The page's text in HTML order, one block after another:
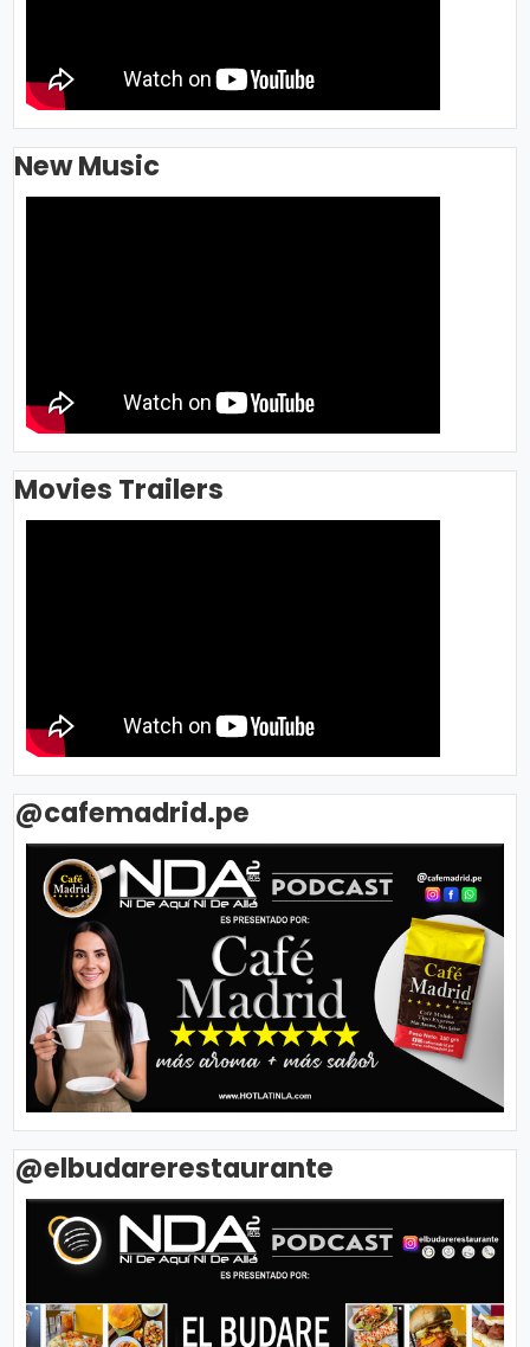
New Music
Movies Trailers
@cafemadrid.pe
@elbudarerestaurante